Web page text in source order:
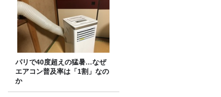
パリで40度超えの猛暑…なぜ
エアコン普及率は「1割」なの
か